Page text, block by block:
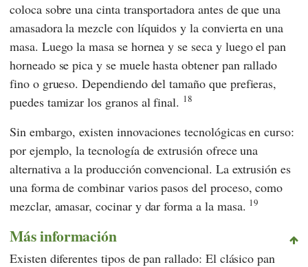
coloca sobre una cinta transportadora antes de que una
amasadora la mezcle con líquidos y la convierta en una
masa. Luego la masa se hornea y se seca y luego el pan
horneado se pica y se muele hasta obtener pan rallado
fino o grueso. Dependiendo del tamaño que prefieras,
puedes tamizar los granos al final. 18
Sin embargo, existen innovaciones tecnológicas en curso:
por ejemplo, la tecnología de extrusión ofrece una
alternativa a la producción convencional. La extrusión es
una forma de combinar varios pasos del proceso, como
mezclar, amasar, cocinar y dar forma a la masa. 19
Más información
Existen diferentes tipos de pan rallado: El clásico pan